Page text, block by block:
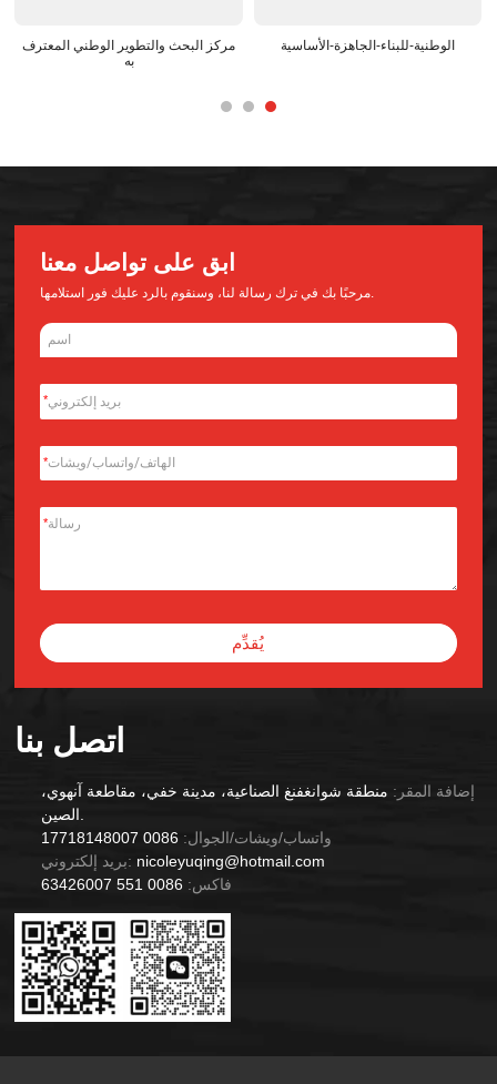
مركز البحث والتطوير الوطني المعترف
به
الوطنية-للبناء-الجاهزة-الأساسية
اتصل بنا
إضافة المقر: منطقة شوانغفنغ الصناعية، مدينة خفي، مقاطعة آنهوي،
الصين.
واتساب/ويشات/الجوال: 0086 17718148007
بريد إلكتروني: nicoleyuqing@hotmail.com
فاكس: 0086 551 63426007
ابق على تواصل معنا
مرحبًا بك في ترك رسالة لنا، وسنقوم بالرد عليك فور استلامها.
*
*
*
يُقدِّم